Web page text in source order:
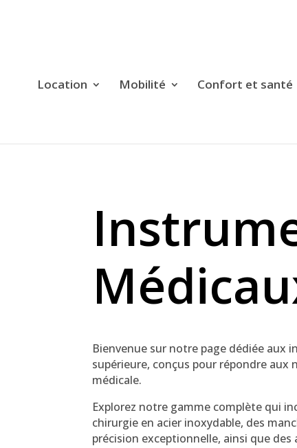
Location Mobilité Confort et santé
Bienvenue sur notre page dédiée aux
supérieure, conçus pour répondre aux
médicale.
Explorez notre gamme complète qui
chirurgie en acier inoxydable, des
précision exceptionnelle, ainsi que